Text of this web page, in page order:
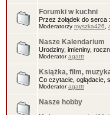
Forumki w kuchni
Przez żołądek do serca
Moderatorzy myszka426
Nasze Kalendarium
Urodziny, imieniny,
Moderatoragattt
Książka, film,
Co czytacie, oglądacie,
Moderatoragattt
Nasze hobby